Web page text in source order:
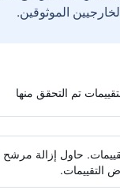
الموثوقين.
حاول إزالة مرشح